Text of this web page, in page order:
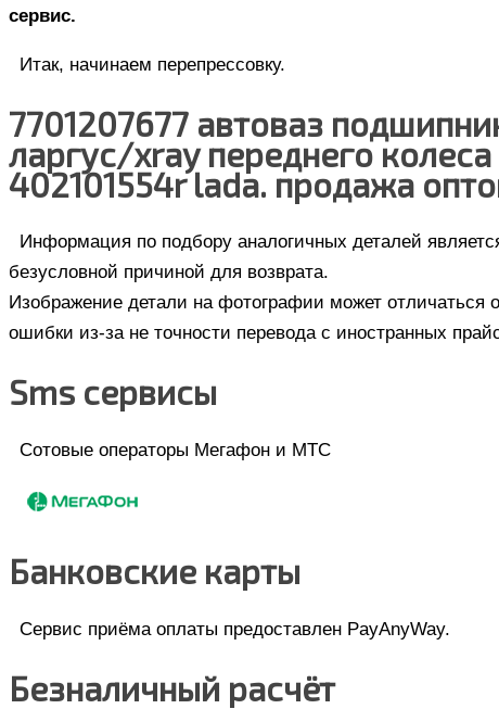
сервис.
Итак, начинаем перепрессовку.
7701207677 автоваз
ларгус/xray переднего
402101554r lada. продажа
Информация по подбору аналогичных деталей
безусловной причиной для возврата.
Изображение детали на фотографии может отличаться
ошибки из-за не точности перевода с иностранных
Sms сервисы
Сотовые операторы Мегафон и МТС
Банковские карты
Сервис приёма оплаты предоставлен PayAnyWay.
Безналичный расчёт